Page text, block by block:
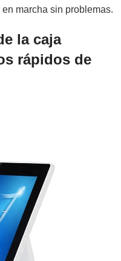
marcha sin problemas.
la caja
rápidos de